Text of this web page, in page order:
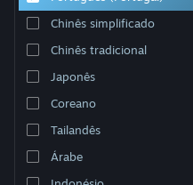
Apoio
Alterar idioma
Instala a app móvel do Steam
Ver versão para computadores
Chinês simplificado
Chinês tradicional
Japonês
Coreano
Tailandês
Árabe